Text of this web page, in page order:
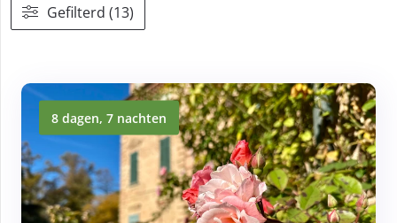
Gefilterd (13)
8 dagen, 7 nachten